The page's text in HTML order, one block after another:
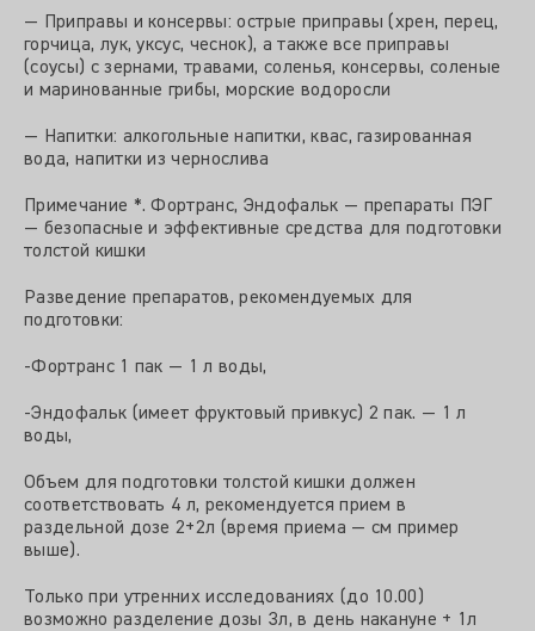
— Приправы и консервы: острые приправы (хрен, перец,
горчица, лук, уксус, чеснок), а также все приправы
(соусы) с зернами, травами, соленья, консервы, соленые
и маринованные грибы, морские водоросли
— Напитки: алкогольные напитки, квас, газированная
вода, напитки из чернослива
Примечание *. Фортранс, Эндофальк — препараты ПЭГ
— безопасные и эффективные средства для подготовки
толстой кишки
Разведение препаратов, рекомендуемых для
подготовки:
-Фортранс 1 пак — 1 л воды,
-Эндофальк (имеет фруктовый привкус) 2 пак. — 1 л
воды,
Объем для подготовки толстой кишки должен
соответствовать 4 л, рекомендуется прием в
раздельной дозе 2+2л (время приема — см пример
выше).
Только при утренних исследованиях (до 10.00)
возможно разделение дозы Зл, в день накануне + 1л